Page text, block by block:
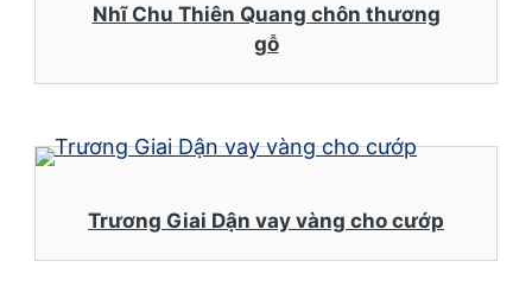
Nhĩ Chu Thiên Quang chôn thương
gỗ
Trương Giai Dận vay vàng cho cướp